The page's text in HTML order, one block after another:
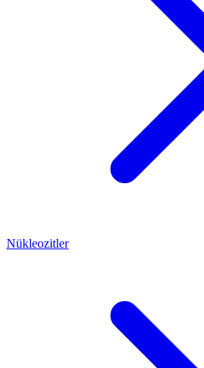
Nükleozitler